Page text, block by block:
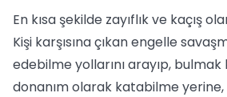
En kısa şekilde zayıflık ve kaçış
Kişi karşısına çıkan engelle
edebilme yollarını arayıp, bulmak
donanım olarak katabilme yerine,